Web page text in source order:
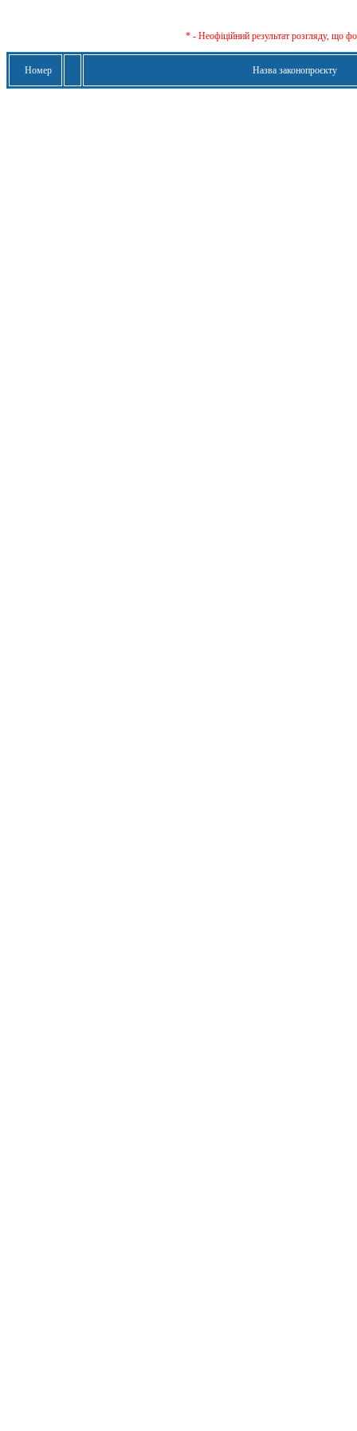
* - Неофіційний результат розгляду, що
Номер Назва законопроєкту